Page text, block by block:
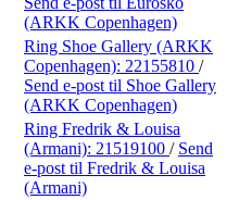
(ARKK Copenhagen)
Ring Shoe Gallery (ARKK
Copenhagen): 22155810 /
Send e-post til Shoe Gallery
(ARKK Copenhagen)
Ring Fredrik & Louisa
(Armani): 21519100 / Send
e-post til Fredrik & Louisa
(Armani)